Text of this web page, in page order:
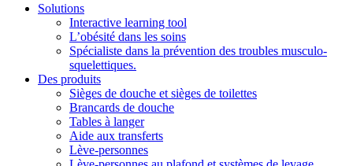
Solutions
Interactive learning tool
L’obésité dans les soins
Spécialiste dans la prévention des troubles musculo-
squelettiques.
Des produits
Sièges de douche et sièges de toilettes
Brancards de douche
Tables à langer
Aide aux transferts
Lève-personnes